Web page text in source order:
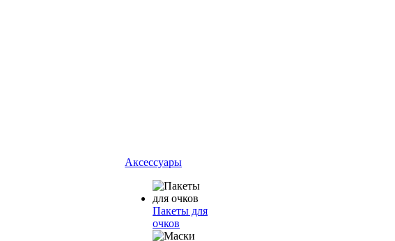
Аксессуары
Пакеты для
очков